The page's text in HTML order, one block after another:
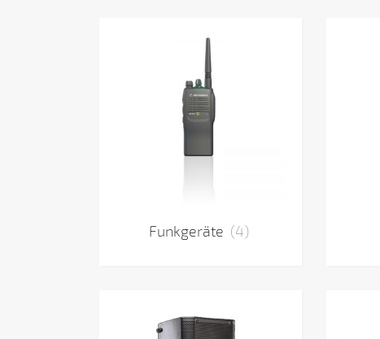
Funkgeräte (4)